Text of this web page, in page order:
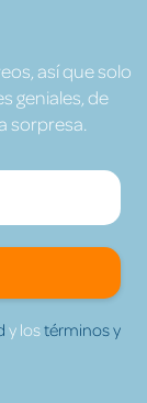
así que solo
geniales, de
sorpresa.
y lostérminos y